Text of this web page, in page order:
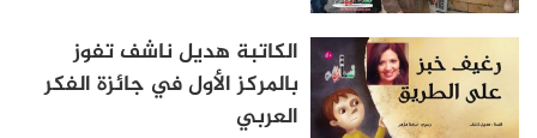
الكاتبة هديل ناشف تفوز
بالمركز الأول في جائزة الفكر
العربي